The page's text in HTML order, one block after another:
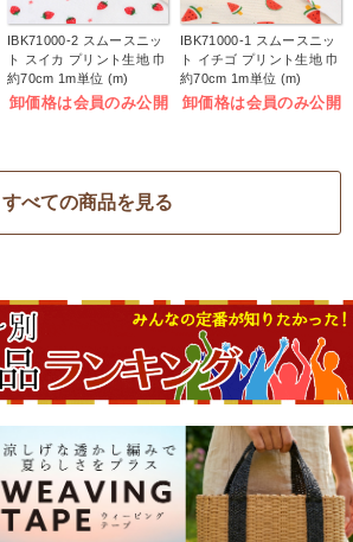
IBK71000-2 スムースニッ
ト スイカ プリント生地 巾
約70cm 1m単位 (m)
卸価格は会員のみ公開
IBK71000-1 スムースニッ
ト イチゴ プリント生地 巾
約70cm 1m単位 (m)
卸価格は会員のみ公開
すべての商品を見る